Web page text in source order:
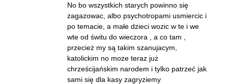
No bo wszystkich starych powinno się
zagazowac, albo psychotropami usmiercic i
po temacie, a małe dzieci wozic w te i we
wte od świtu do wieczora , a co tam ,
przecież my są takim szanujacym,
katolickim no moze teraz już
chrześcijańskim narodem i tylko patrzeć jak
sami się dla kasy zagryziemy